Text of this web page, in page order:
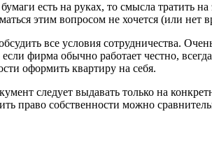
есть на руках, то смысла тратить
этим вопросом не хочется (или
все условия сотрудничества.
фирма обычно работает честно,
оформить квартиру на себя.
следует выдавать только на
право собственности можно